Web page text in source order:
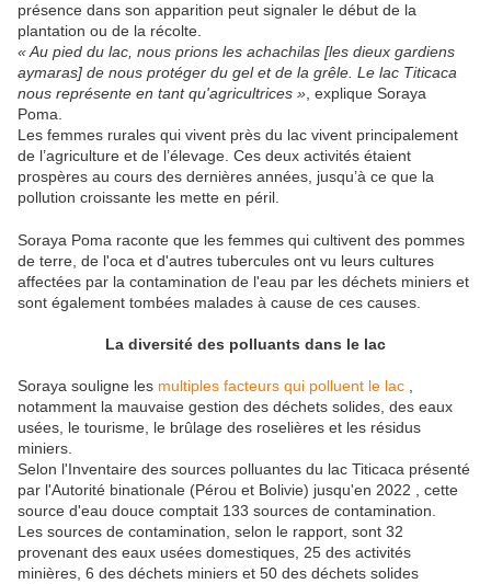
présence dans son apparition peut signaler le début de la
plantation ou de la récolte.
« Au pied du lac, nous prions les achachilas [les dieux gardiens
aymaras] de nous protéger du gel et de la grêle. Le lac Titicaca
nous représente en tant qu'agricultrices » , explique Soraya
Poma.
Les femmes rurales qui vivent près du lac vivent principalement
de l’agriculture et de l’élevage. Ces deux activités étaient
prospères au cours des dernières années, jusqu’à ce que la
pollution croissante les mette en péril.
Soraya Poma raconte que les femmes qui cultivent des pommes
de terre, de l'oca et d'autres tubercules ont vu leurs cultures
affectées par la contamination de l'eau par les déchets miniers et
sont également tombées malades à cause de ces causes.
La diversité des polluants dans le lac
Soraya souligne les multiples facteurs qui polluent le lac
notamment la mauvaise gestion des déchets solides, des eaux
usées, le tourisme, le brûlage des roselières et les résidus
miniers.
Selon l'Inventaire des sources polluantes du lac Titicaca présenté
par l'Autorité binationale (Pérou et Bolivie) jusqu'en 2022 , cette
source d'eau douce comptait 133 sources de contamination.
Les sources de contamination, selon le rapport, sont 32
provenant des eaux usées domestiques, 25 des activités
minières, 6 des déchets miniers et 50 des déchets solides